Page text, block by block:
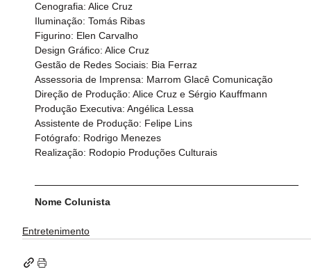
Cenografia: Alice Cruz
Iluminação: Tomás Ribas
Figurino: Elen Carvalho
Design Gráfico: Alice Cruz
Gestão de Redes Sociais: Bia Ferraz
Assessoria de Imprensa: Marrom Glacê Comunicação
Direção de Produção: Alice Cruz e Sérgio Kauffmann
Produção Executiva: Angélica Lessa
Assistente de Produção: Felipe Lins
Fotógrafo: Rodrigo Menezes
Realização: Rodopio Produções Culturais
Nome Colunista
Entretenimento